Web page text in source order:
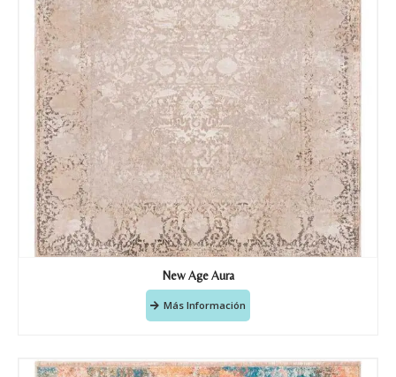
New Age Aura
Más Información